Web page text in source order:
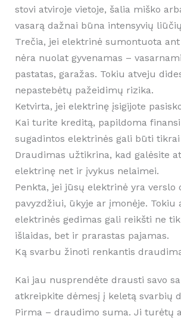
stovi atviroje vietoje, šalia miško
vasarą dažnai būna intensyvių
Trečia, jei elektrinė sumontuota
nėra nuolat gyvenamas –
pastatas, garažas. Tokiu atveju
nepastebėtų pažeidimų rizika.
Ketvirta, jei elektrinę įsigijote
Kai turite kreditą, papildoma
sugadintos elektrinės gali būti
Draudimas užtikrina, kad galėsite
elektrinę net ir įvykus nelaimei.
Penkta, jei jūsų elektrinė yra verslo
pavyzdžiui, ūkyje ar įmonėje. Tokiu
elektrinės gedimas gali reikšti ne
išlaidas, bet ir prarastas pajamas.
Ką svarbu žinoti renkantis
Kai jau nusprendėte drausti savo
atkreipkite dėmesį į keletą svarbių
Pirma – draudimo suma. Ji turėtų